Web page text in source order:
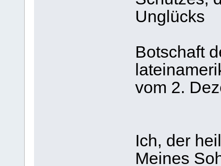
Unglücks
Botschaft
vom 2.
Ich, der
Meines